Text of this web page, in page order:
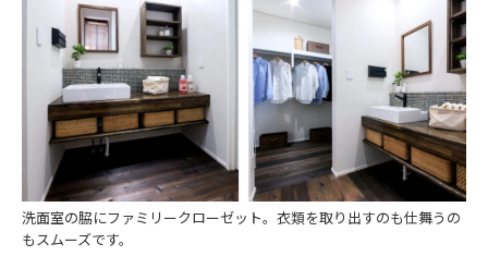
洗面室の脇にファミリークローゼット。衣類を取り出すのも仕舞うの
もスムーズです。